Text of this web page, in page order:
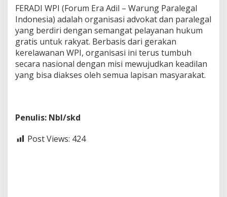
FERADI WPI (Forum Era Adil – Warung Paralegal
Indonesia) adalah organisasi advokat dan paralegal
yang berdiri dengan semangat pelayanan hukum
gratis untuk rakyat. Berbasis dari gerakan
kerelawanan WPI, organisasi ini terus tumbuh
secara nasional dengan misi mewujudkan keadilan
yang bisa diakses oleh semua lapisan masyarakat.
Penulis: Nbl/skd
Post Views: 424